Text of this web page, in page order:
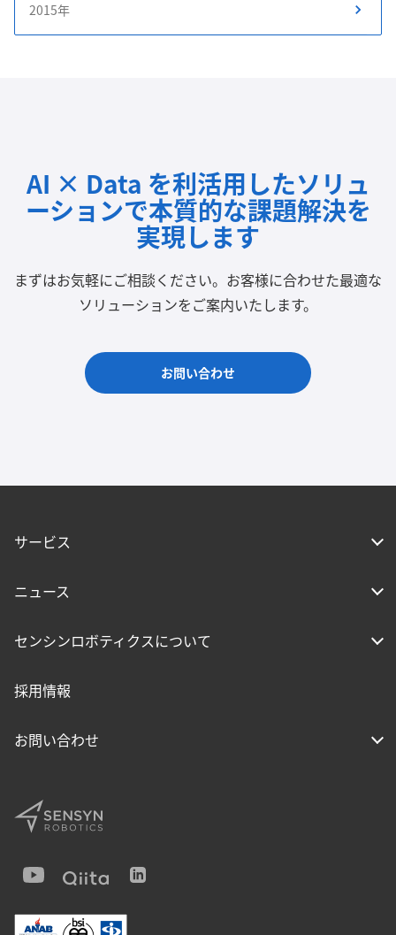
2015年
AI × Data を利活用したソリュ
ーションで本質的な課題解決を
実現します
まずはお気軽にご相談ください。 お客様に合わせた最適な
ソリューションをご案内いたします。
お問い合わせ
サービス
ニュース
センシンロボティクスについて
採用情報
お問い合わせ